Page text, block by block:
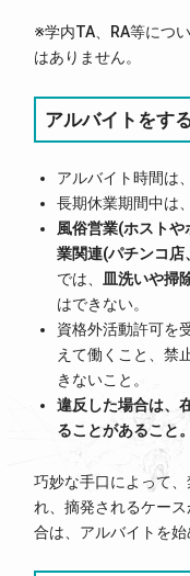
※学内TA、RA等につ
はありません。
アルバイトをす
アルバイト時間は、
長期休業期間中は
風俗営業(ホスト
業関連(パチンコ店
では、
皿洗いや掃
はできない。
資格外活動許可を
えて働くこと、禁
きないこと。
違反した場合は、
ることがあること。
巧妙な手口によって
れ、摘発されるケー
合は、アルバイトを始